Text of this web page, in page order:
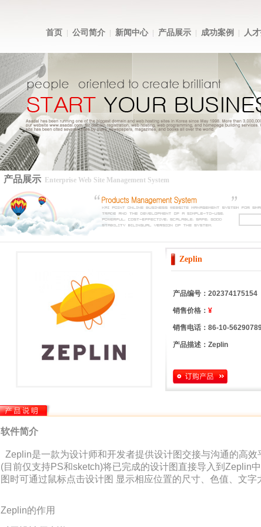
首页 公司简介 新闻中心 产品展示 成功案例 人
产品展示 Enterprise Web Site Management System
Zeplin
产品编号： 202374175154
销售价格： ¥
销售电话： 86-10-
产品描述： Zeplin
软件简介
Zeplin是一款为设计师和开发者提供设计图交接与沟通的高
(目前仅支持PS和sketch)将已完成的设计图直接导入到Zeplin
图时可通过鼠标点击设计图 显示相应位置的尺寸、色值、文字
Zeplin的作用